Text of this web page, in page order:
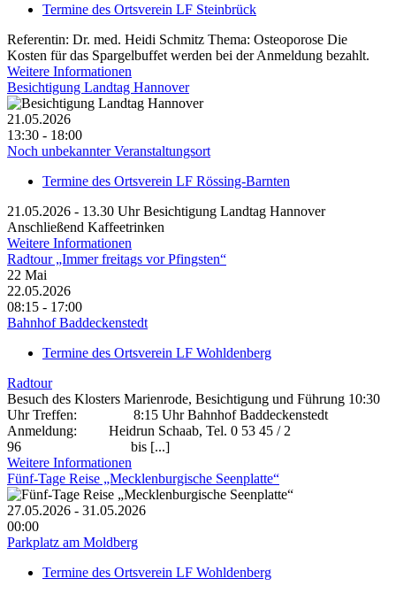
Termine des Ortsverein LF Steinbrück
Referentin: Dr. med. Heidi Schmitz Thema: Osteoporose Die
Kosten für das Spargelbuffet werden bei der Anmeldung bezahlt.
Weitere Informationen
Besichtigung Landtag Hannover
21.05.2026
13:30 - 18:00
Noch unbekannter Veranstaltungsort
Termine des Ortsverein LF Rössing-Barnten
21.05.2026 - 13.30 Uhr Besichtigung Landtag Hannover
Anschließend Kaffeetrinken
Weitere Informationen
Radtour „Immer freitags vor Pfingsten“
22 Mai
22.05.2026
08:15 - 17:00
Bahnhof Baddeckenstedt
Termine des Ortsverein LF Wohldenberg
Radtour
Besuch des Klosters Marienrode, Besichtigung und Führung 10:30
Uhr Treffen: 8:15 Uhr Bahnhof Baddeckenstedt
Anmeldung: Heidrun Schaab, Tel. 0 53 45 / 2
96 bis [...]
Weitere Informationen
Fünf-Tage Reise „Mecklenburgische Seenplatte“
27.05.2026 - 31.05.2026
00:00
Parkplatz am Moldberg
Termine des Ortsverein LF Wohldenberg